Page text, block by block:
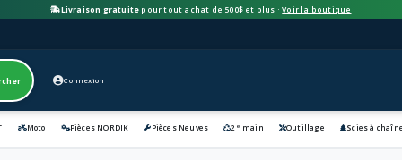
Livraison gratuite pour tout achat de 500$ et plus ·Voir la boutique
Connexion
Moto Pièces NORDIK Pièces Neuves 2 e main Outillage Scies à chaîne